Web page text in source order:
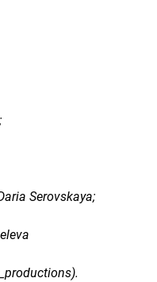
Serovskaya;